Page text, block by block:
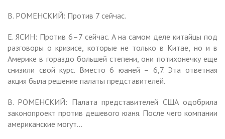
В. РОМЕНСКИЙ: Против 7 сейчас.
Е. ЯСИН: Против 6–7 сейчас. А на самом деле китайцы под
разговоры о кризисе, которые не только в Китае, но и в
Америке в гораздо большей степени, они потихонечку еще
снизили свой курс. Вместо 6 юаней – 6,7. Эта ответная
акция была решение палаты представителей.
В. РОМЕНСКИЙ: Палата представителей США одобрила
законопроект против дешевого юаня. После чего компании
американские могут…